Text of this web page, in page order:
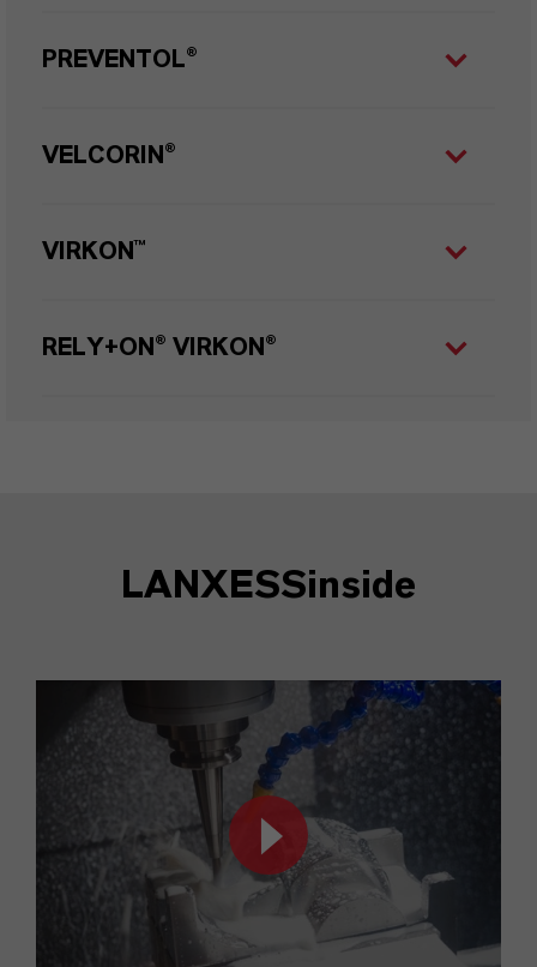
PREVENTOL®
VELCORIN®
VIRKON™
RELY+ON® VIRKON®
LANXESSinside